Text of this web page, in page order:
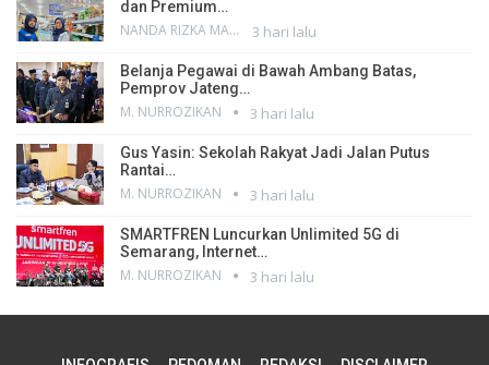
dan Premium…
NANDA RIZKA MAHENDRA 3 hari lalu
Belanja Pegawai di Bawah Ambang Batas,
Pemprov Jateng…
M. NURROZIKAN 3 hari lalu
Gus Yasin: Sekolah Rakyat Jadi Jalan Putus
Rantai…
M. NURROZIKAN 3 hari lalu
SMARTFREN Luncurkan Unlimited 5G di
Semarang, Internet…
M. NURROZIKAN 3 hari lalu